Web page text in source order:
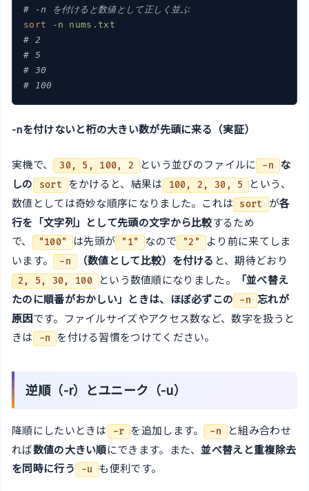
# -n を付けると数値として正しく並ぶ
sort
-n nums.txt
# 2
# 5
# 30
# 100
-nを付けないと桁の大きい数が先頭に来る（実証）
実機で、 30, 5, 100, 2 という並びのファイルに -n
な
しの
sort をかけると、結果は 100, 2, 30, 5
という、
数値としては奇妙な順序になりました。これは
sort が各
行を「文字列」として先頭の文字から比較するため
で、
"100" は先頭が "1" なので "2"
より前に来てしま
います。
-n （数値として比較）を付ける と、期待どおり
2, 5, 30, 100 という数値順になりました。
「並べ替え
たのに順番がおかしい」ときは、ほぼ必ずこの
-n
忘れが
原因です。ファイルサイズやアクセス数など、数字を扱うと
きは
-n を付ける習慣をつけてください。
逆順（-r）とユニーク（-u）
降順にしたいときは -r を追加します。 -n
と組み合わせ
れば数値の大きい順にできます。また、並べ替えと重複除去
を同時に行う
-u も便利です。